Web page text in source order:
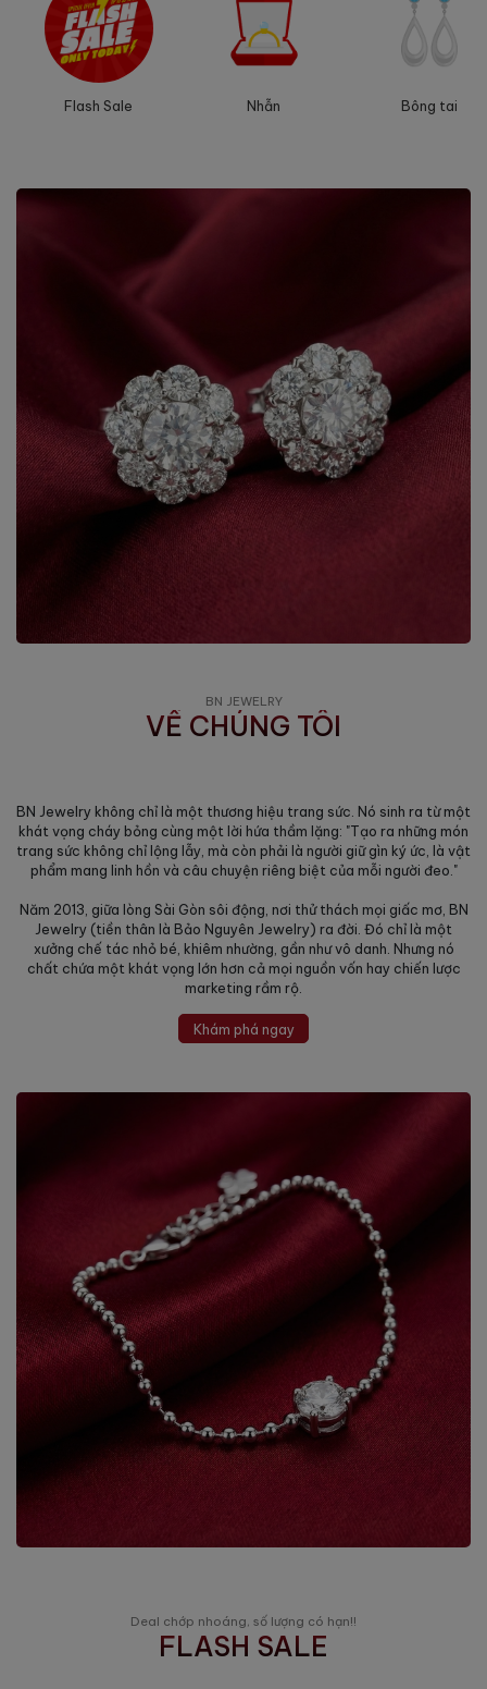
Flash Sale Nhẫn Bông tai
BN JEWELRY
VỀ CHÚNG TÔI
BN Jewelry không chỉ là một thương hiệu trang sức. Nó sinh ra từ một
khát vọng cháy bỏng cùng một lời hứa thầm lặng: "Tạo ra những món
trang sức không chỉ lộng lẫy, mà còn phải là người giữ gìn ký ức, là vật
phẩm mang linh hồn và câu chuyện riêng biệt của mỗi người đeo."
Năm 2013, giữa lòng Sài Gòn sôi động, nơi thử thách mọi giấc mơ, BN
Jewelry (tiền thân là Bảo Nguyên Jewelry) ra đời. Đó chỉ là một
xưởng chế tác nhỏ bé, khiêm nhường, gần như vô danh. Nhưng nó
chất chứa một khát vọng lớn hơn cả mọi nguồn vốn hay chiến lược
marketing rầm rộ.
Khám phá ngay
Deal chớp nhoáng, số lượng có hạn!!
FLASH SALE